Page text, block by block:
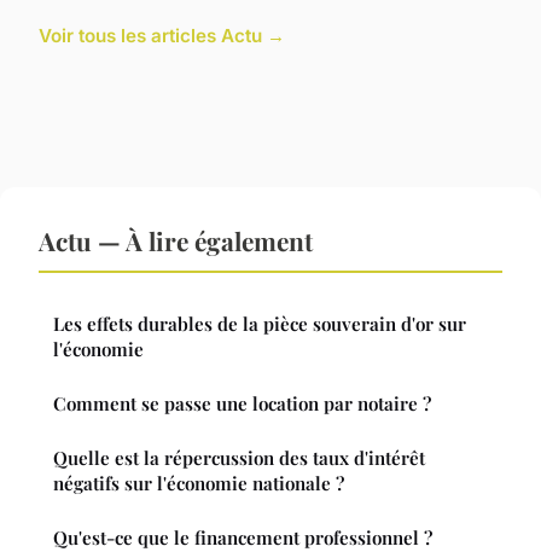
Voir tous les articles Actu →
Actu — À lire également
Les effets durables de la pièce souverain d'or sur
l'économie
Comment se passe une location par notaire ?
Quelle est la répercussion des taux d'intérêt
négatifs sur l'économie nationale ?
Qu'est-ce que le financement professionnel ?